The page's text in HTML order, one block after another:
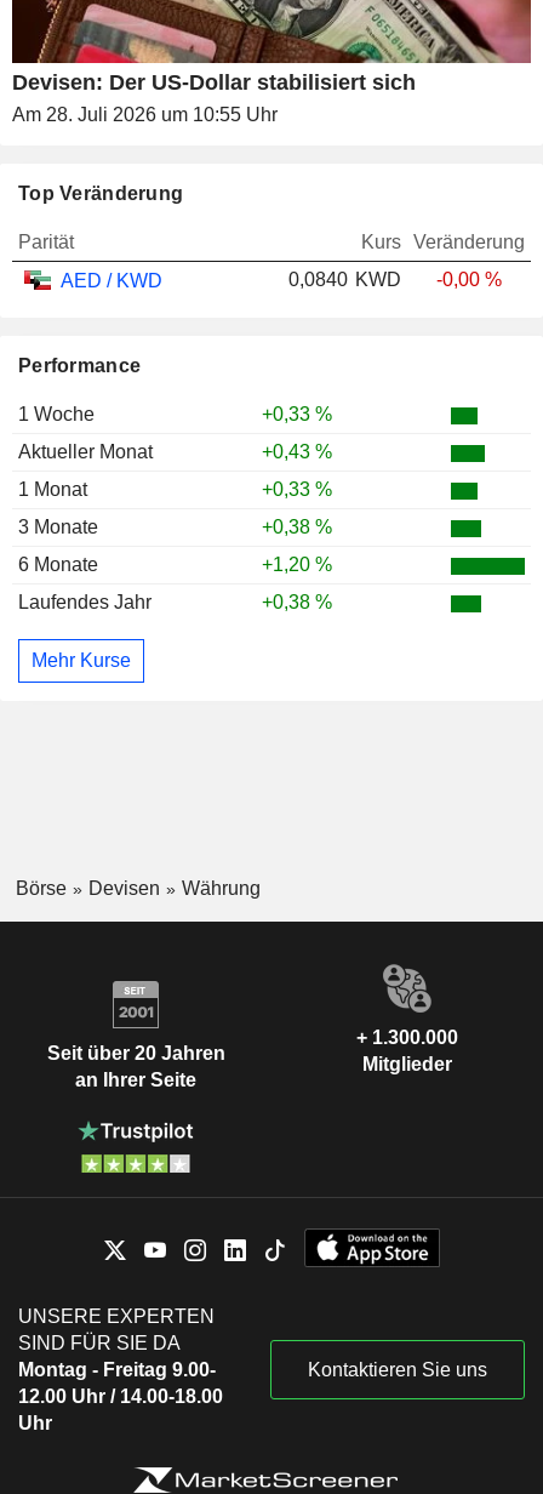
Devisen: Der US-Dollar stabilisiert sich
Am 28. Juli 2026 um 10:55 Uhr
Top Veränderung
Parität Kurs Veränderung
AED / KWD
0,0840 KWD -0,00 %
Performance
1 Woche
+0,33 %
Aktueller Monat
+0,43 %
1 Monat
+0,33 %
3 Monate
+0,38 %
6 Monate
+1,20 %
Laufendes Jahr
+0,38 %
Mehr Kurse
Börse Devisen Währung
Seit über 20 Jahren
an Ihrer Seite
+ 1.300.000
Mitglieder
UNSERE EXPERTEN
SIND FÜR SIE DA
Montag - Freitag 9.00-
12.00 Uhr / 14.00-18.00
Uhr
Kontaktieren Sie uns